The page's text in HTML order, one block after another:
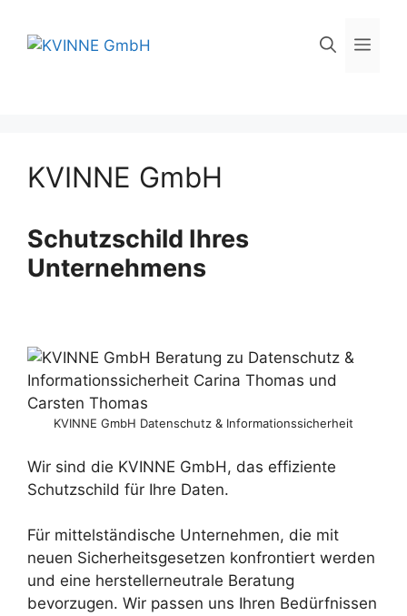
Inhalt
springen
KVINNE GmbH
Schutzschild Ihres
Unternehmens
KVINNE GmbH Datenschutz & Informationssicherheit
Wir sind die KVINNE GmbH, das effiziente
Schutzschild für Ihre Daten.
Für mittelständische Unternehmen, die mit
neuen Sicherheitsgesetzen konfrontiert werden
und eine herstellerneutrale Beratung
bevorzugen. Wir passen uns Ihren Bedürfnissen